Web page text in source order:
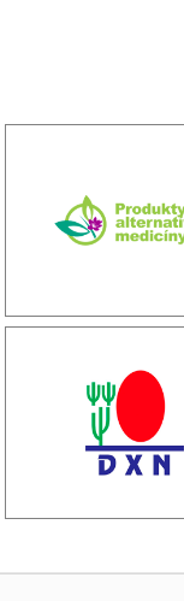
Zápatí